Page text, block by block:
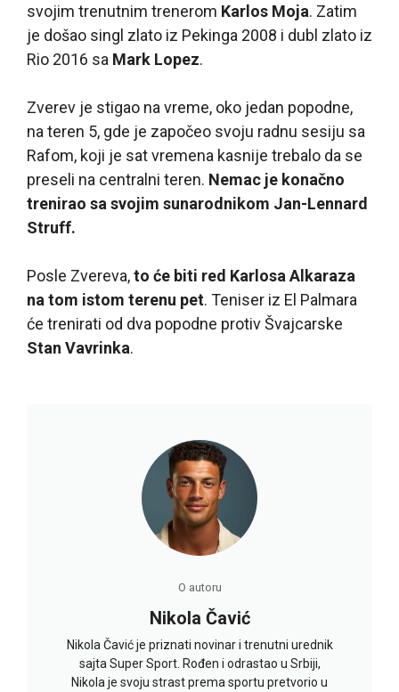
svojim trenutnim trenerom Karlos Moja. Zatim
je došao singl zlato iz Pekinga 2008 i dubl zlato iz
Rio 2016 sa Mark Lopez.
Zverev je stigao na vreme, oko jedan popodne,
na teren 5, gde je započeo svoju radnu sesiju sa
Rafom, koji je sat vremena kasnije trebalo da se
preseli na centralni teren. Nemac je konačno
trenirao sa svojim sunarodnikom Jan-Lennard
Struff.
Posle Zvereva,to će biti red Karlosa Alkaraza
na tom istom terenu pet. Teniser iz El Palmara
će trenirati od dva popodne protiv Švajcarske
Stan Vavrinka.
O autoru
Nikola Čavić
Nikola Čavić je priznati novinar i trenutni urednik
sajta Super Sport. Rođen i odrastao u Srbiji,
Nikola je svoju strast prema sportu pretvorio u